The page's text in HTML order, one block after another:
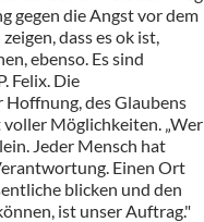
gegen die Angst vor dem
dass es ok ist,
ebenso. Es sind
Felix. Die
des Glaubens
Möglichkeiten. „Wer
Jeder Mensch hat
Einen Ort
blicken und den
ist unser Auftrag."